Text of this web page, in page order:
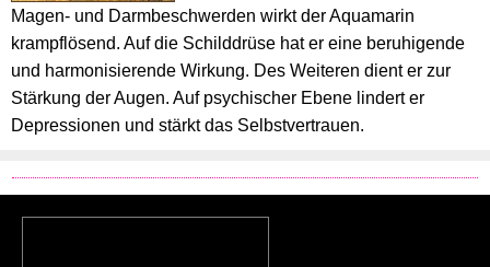
Magen- und Darmbeschwerden wirkt der Aquamarin
krampflösend. Auf die Schilddrüse hat er eine beruhigende
und harmonisierende Wirkung. Des Weiteren dient er zur
Stärkung der Augen. Auf psychischer Ebene lindert er
Depressionen und stärkt das Selbstvertrauen.